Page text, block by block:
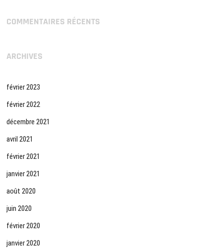
COMMENTAIRES RÉCENTS
ARCHIVES
février 2023
février 2022
décembre 2021
avril 2021
février 2021
janvier 2021
août 2020
juin 2020
février 2020
janvier 2020